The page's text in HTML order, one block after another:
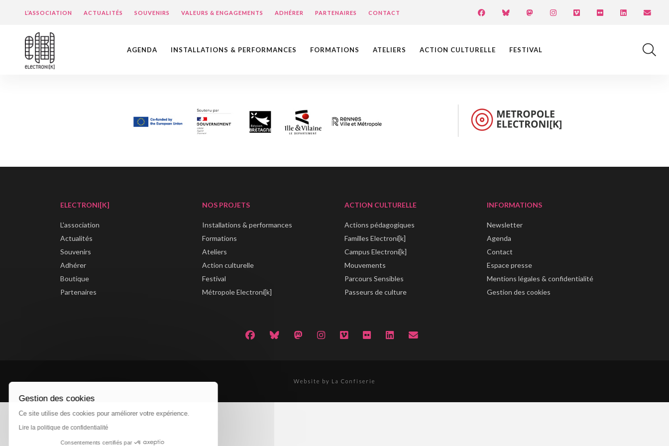
L’ASSOCIATION ACTUALITÉS SOUVENIRS VALEURS & ENGAGEMENTS ADHÉRER PARTENAIRES CONTACT
AGENDA INSTALLATIONS & PERFORMANCES FORMATIONS ATELIERS ACTION CULTURELLE FESTIVAL
ELECTRONI[K]
L'association
Actualités
Souvenirs
Adhérer
Boutique
Partenaires
NOS PROJETS
Installations & performances
Formations
Ateliers
Action culturelle
Festival
Métropole Electroni[k]
ACTION CULTURELLE
Actions pédagogiques
Familles Electroni[k]
Campus Electroni[k]
Mouvements
Parcours Sensibles
Passeurs de culture
INFORMATIONS
Newsletter
Agenda
Contact
Espace presse
Mentions légales & confidentialité
Gestion des cookies
Website by La Confiserie
Gestion des cookies
Ce site utilise des cookies pour améliorer votre expérience.
Lire la politique de confidentialité
Consentements certifiés par